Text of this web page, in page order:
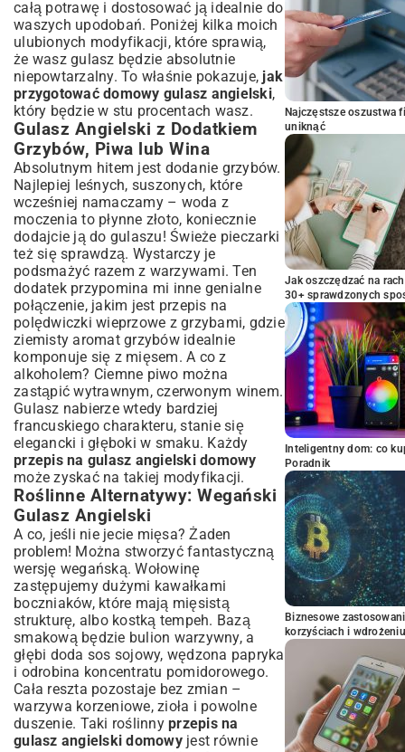
całą potrawę i dostosować ją idealnie do
waszych upodobań. Poniżej kilka moich
ulubionych modyfikacji, które sprawią,
że wasz gulasz będzie absolutnie
niepowtarzalny. To właśnie pokazuje, jak
przygotować domowy gulasz angielski,
który będzie w stu procentach wasz.
Gulasz Angielski z Dodatkiem
Grzybów, Piwa lub Wina
Absolutnym hitem jest dodanie grzybów.
Najlepiej leśnych, suszonych, które
wcześniej namaczamy – woda z
moczenia to płynne złoto, koniecznie
dodajcie ją do gulaszu! Świeże pieczarki
też się sprawdzą. Wystarczy je
podsmażyć razem z warzywami. Ten
dodatek przypomina mi inne genialne
połączenie, jakim jest przepis na
polędwiczki wieprzowe z grzybami, gdzie
ziemisty aromat grzybów idealnie
komponuje się z mięsem. A co z
alkoholem? Ciemne piwo można
zastąpić wytrawnym, czerwonym winem.
Gulasz nabierze wtedy bardziej
francuskiego charakteru, stanie się
elegancki i głęboki w smaku. Każdy
przepis na gulasz angielski domowy
może zyskać na takiej modyfikacji.
Roślinne Alternatywy: Wegański
Gulasz Angielski
A co, jeśli nie jecie mięsa? Żaden
problem! Można stworzyć fantastyczną
wersję wegańską. Wołowinę
zastępujemy dużymi kawałkami
boczniaków, które mają mięsistą
strukturę, albo kostką tempeh. Bazą
smakową będzie bulion warzywny, a
głębi doda sos sojowy, wędzona papryka
i odrobina koncentratu pomidorowego.
Cała reszta pozostaje bez zmian –
warzywa korzeniowe, zioła i powolne
duszenie. Taki roślinny przepis na
gulasz angielski domowyjest równie
Najczęstsze oszustwa
uniknąć
Jak oszczędzać na
30+ sprawdzonych
Inteligentny dom: co
Poradnik
Biznesowe
korzyściach i wdrożeniu